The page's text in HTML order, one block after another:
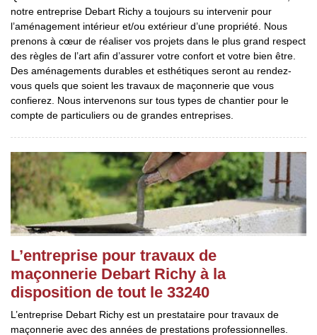
notre entreprise Debart Richy a toujours su intervenir pour
l’aménagement intérieur et/ou extérieur d’une propriété. Nous
prenons à cœur de réaliser vos projets dans le plus grand respect
des règles de l’art afin d’assurer votre confort et votre bien être.
Des aménagements durables et esthétiques seront au rendez-
vous quels que soient les travaux de maçonnerie que vous
confierez. Nous intervenons sur tous types de chantier pour le
compte de particuliers ou de grandes entreprises.
L’entreprise pour travaux de
maçonnerie Debart Richy à la
disposition de tout le 33240
L’entreprise Debart Richy est un prestataire pour travaux de
maçonnerie avec des années de prestations professionnelles.